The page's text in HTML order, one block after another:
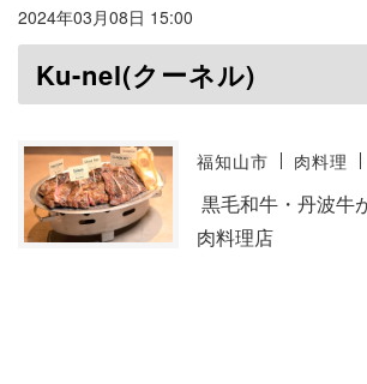
2024年03月08日 15:00
Ku-nel(クーネル)
福知山市 肉料理
黒毛和牛・丹波牛
肉料理店